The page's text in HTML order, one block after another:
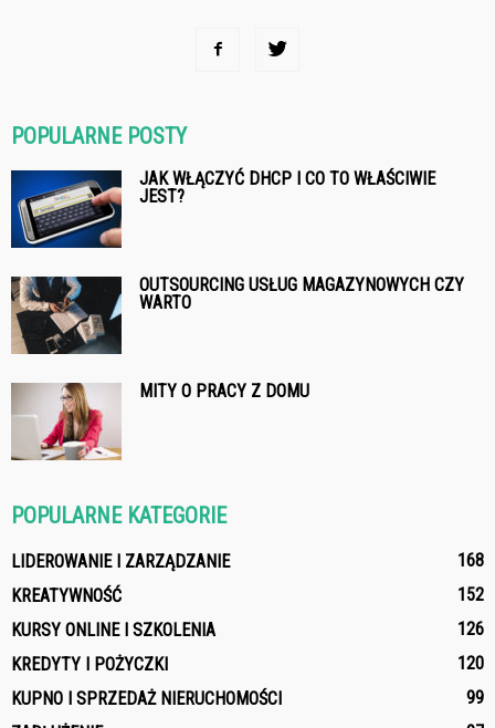
POPULARNE POSTY
JAK WŁĄCZYĆ DHCP I CO TO WŁAŚCIWIE
JEST?
OUTSOURCING USŁUG MAGAZYNOWYCH CZY
WARTO
MITY O PRACY Z DOMU
POPULARNE KATEGORIE
LIDEROWANIE I ZARZĄDZANIE
168
KREATYWNOŚĆ
152
KURSY ONLINE I SZKOLENIA
126
KREDYTY I POŻYCZKI
120
KUPNO I SPRZEDAŻ NIERUCHOMOŚCI
99